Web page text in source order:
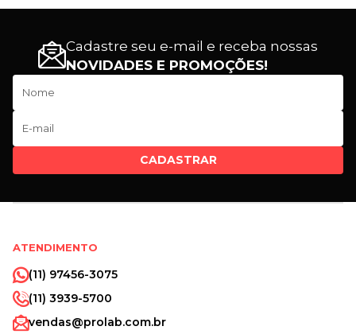
Cadastre seu e-mail e receba nossas
NOVIDADES E PROMOÇÕES!
CADASTRAR
ATENDIMENTO
(11) 97456-3075
(11) 3939-5700
vendas@prolab.com.br